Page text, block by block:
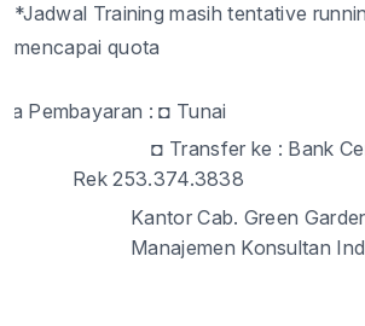
*Jadwal Trainingmasih tentative
mencapai quota
Pembayaran :◘ Tunai
◘ Transfer ke : Bank
Rek 253.374.3838
Kantor Cab. Green
Manajemen Konsultan